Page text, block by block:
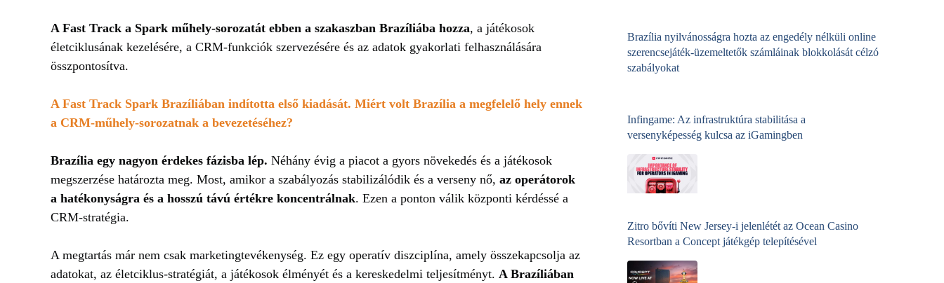
A Fast Track a Spark műhely-sorozatát ebben a szakaszban Brazíliába hozza, a játékosok
életciklusának kezelésére, a CRM-funkciók szervezésére és az adatok gyakorlati felhasználására
összpontosítva.
A Fast Track Spark Brazíliában indította első kiadását. Miért volt Brazília a megfelelő hely ennek
a CRM-műhely-sorozatnak a bevezetéséhez?
Brazília egy nagyon érdekes fázisba lép. Néhány évig a piacot a gyors növekedés és a játékosok
megszerzése határozta meg. Most, amikor a szabályozás stabilizálódik és a verseny nő, az operátorok
a hatékonyságra és a hosszú távú értékre koncentrálnak. Ezen a ponton válik központi kérdéssé a
CRM-stratégia.
A megtartás már nem csak marketingtevékenység. Ez egy operatív diszciplína, amely összekapcsolja az
adatokat, az életciklus-stratégiát, a játékosok élményét és a kereskedelmi teljesítményt. A Brazíliában
Brazília nyilvánosságra hozta az engedély nélküli online
szerencsejáték‑üzemeltetők számláinak blokkolását célzó
szabályokat
Infingame: Az infrastruktúra stabilitása a
versenyképesség kulcsa az iGamingben
Zitro bővíti New Jersey-i jelenlétét az Ocean Casino
Resortban a Concept játékgép telepítésével